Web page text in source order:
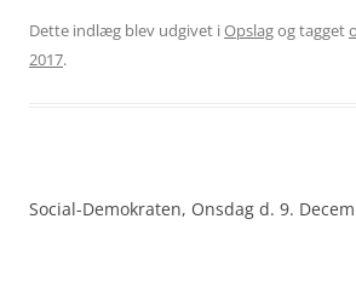
Dette indlæg blev udgivet iOpslagog tagget
2017.
Social-Demokraten, Onsdag d. 9.